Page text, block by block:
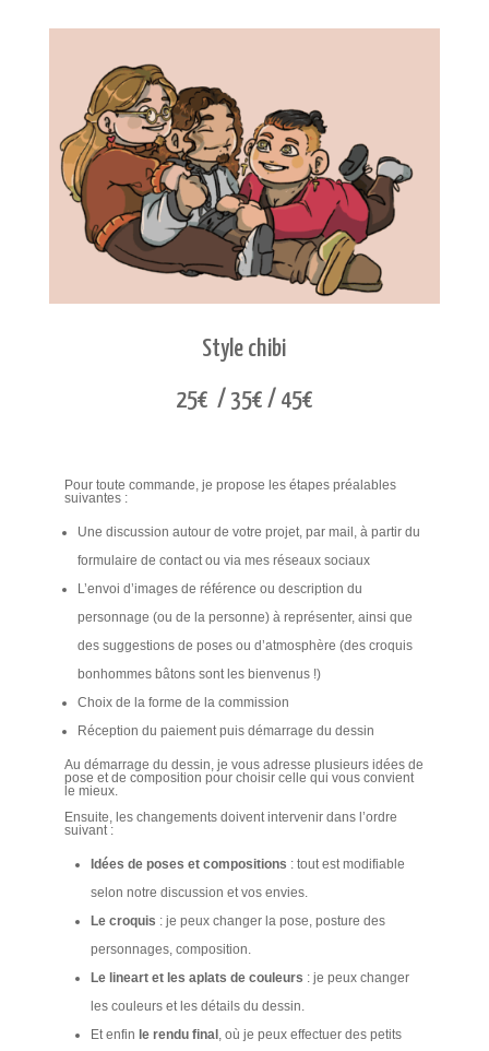
Style chibi
25€ / 35€ / 45€
Pour toute commande, je propose les étapes préalables
suivantes :
Une discussion autour de votre projet, par mail, à partir du
formulaire de contact ou via mes réseaux sociaux
L’envoi d’images de référence ou description du
personnage (ou de la personne) à représenter, ainsi que
des suggestions de poses ou d’atmosphère (des croquis
bonhommes bâtons sont les bienvenus !)
Choix de la forme de la commission
Réception du paiement puis démarrage du dessin
Au démarrage du dessin, je vous adresse plusieurs idées de
pose et de composition pour choisir celle qui vous convient
le mieux.
Ensuite, les changements doivent intervenir dans l’ordre
suivant :
Idées de poses et compositions : tout est modifiable
selon notre discussion et vos envies.
Le croquis : je peux changer la pose, posture des
personnages, composition.
Le lineart et les aplats de couleurs : je peux changer
les couleurs et les détails du dessin.
Et enfin le rendu final , où je peux effectuer des petits